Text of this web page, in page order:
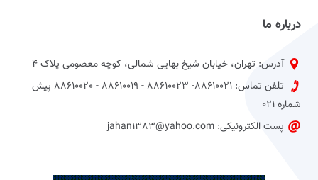
درباره ما
آدرس: تهران، خیابان شیخ بهایی شمالی، کوچه معصومی پلاک 4
تلفن تماس: 88610021- 88610023 - 88610019 - 88610020 پیش
شماره 021
پست الکترونیکی: jahan1383@yahoo.com